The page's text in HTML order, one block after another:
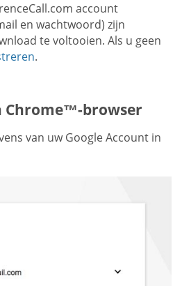
account
en wachtwoord) zijn
te voltooien. Als u geen
.
Chrome™-browser
van uw Google Account in